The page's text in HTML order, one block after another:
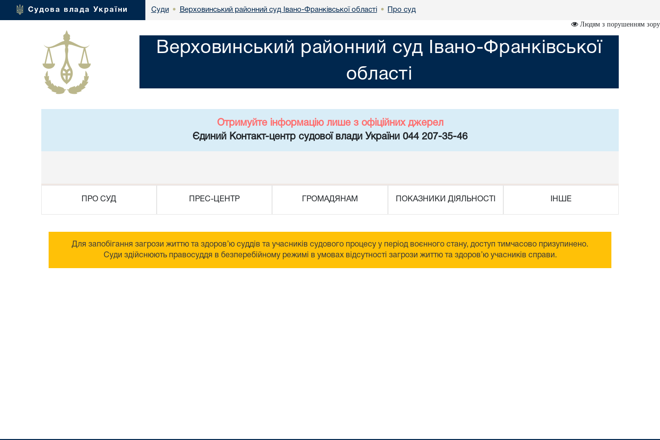
Судова влада України Суди • Верховинський районний суд Івано-Франківської області • Про суд
Людям з порушенням зору
Верховинський районний суд Івано-Франківської
області
Отримуйте інформацію лише з офіційних джерел
Єдиний Контакт-центр судової влади України 044 207-35-46
ПРО СУД ПРЕС-ЦЕНТР ГРОМАДЯНАМ ПОКАЗНИКИ ДІЯЛЬНОСТІ ІНШЕ
Для запобігання загрози життю та здоров’ю суддів та учасників судового процесу у період воєнного стану, доступ тимчасово призупинено.
Суди здійснюють правосуддя в безперебійному режимі в умовах відсутності загрози життю та здоров’ю учасників справи.